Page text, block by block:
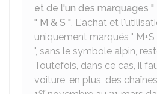
et de l'un des marquages "
" M & S ". L'achat et
uniquement marqués " M+S
", sans le symbole alpin,
Toutefois, dans ce cas, il
voiture, en plus, des
er